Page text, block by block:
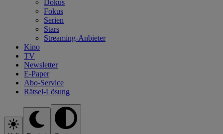
Dokus
Fokus
Serien
Stars
Streaming-Anbieter
Kino
TV
Newsletter
E-Paper
Abo-Service
Rätsel-Lösung